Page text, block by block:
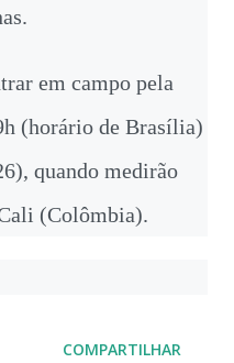
em campo pela
(horário de Brasília)
quando medirão
(Colômbia).
COMPARTILHAR